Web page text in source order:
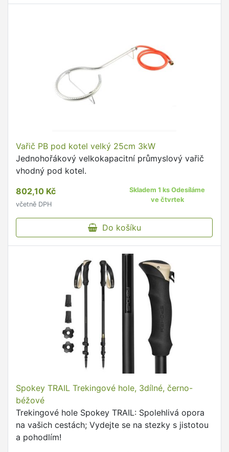
Vařič PB pod kotel velký 25cm 3kW
Jednohořákový velkokapacitní průmyslový vařič
vhodný pod kotel.
802,10 Kč
včetně DPH
Skladem 1 ks Odesíláme
ve čtvrtek
Do košíku
Spokey TRAIL Trekingové hole, 3dílné, černo-
béžové
Trekingové hole Spokey TRAIL: Spolehlivá opora
na vašich cestách; Vydejte se na stezky s jistotou
a pohodlím!